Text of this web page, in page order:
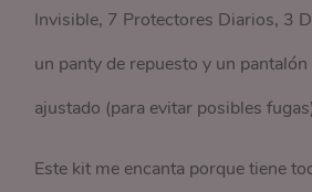
Invisible, 7 Protectores Diarios, 3
un panty de repuesto y un
ajustado (para evitar posibles
Este kit me encanta porque tiene